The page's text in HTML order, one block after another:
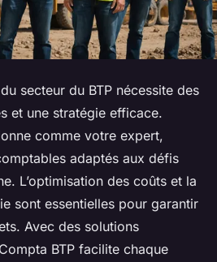
secteur du BTP nécessite des
et une stratégie efficace.
comme votre expert,
adaptés aux défis
L’optimisation des coûts et la
sont essentielles pour garantir
Avec des solutions
BTP facilite chaque